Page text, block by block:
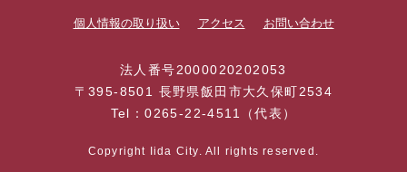
個人情報の取り扱い アクセス お問い合わせ
法人番号2000020202053
〒395-8501 長野県飯田市大久保町2534
Tel：0265-22-4511（代表）
Copyright Iida City. All rights reserved.